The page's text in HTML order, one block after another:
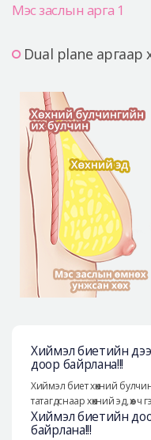
Мэс заслын арга 1
Dual plane аргаар
Хиймэл биетийн
доор байрлана!!!
Хиймэл биет хөхний
татагдснаар хөхний эд, өөх ч
Хиймэл биетийн
байрлана!!!